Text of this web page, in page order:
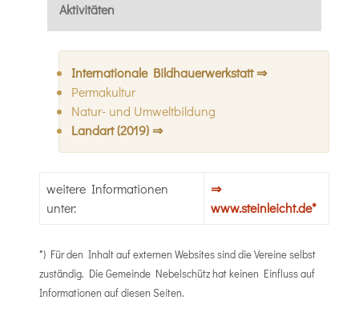
Aktivitäten
Internationale Bildhauerwerkstatt ⇒
Permakultur
Natur- und Umweltbildung
Landart (2019) ⇒
weitere Informationen
unter:
⇒
www.steinleicht.de*
*) Für den Inhalt auf externen Websites sind die Vereine selbst
zuständig. Die Gemeinde Nebelschütz hat keinen Einfluss auf
Informationen auf diesen Seiten.